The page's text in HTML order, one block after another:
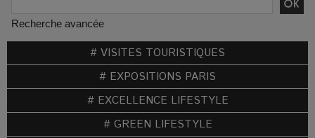
Recherche avancée
# VISITES TOURISTIQUES
# EXPOSITIONS PARIS
# EXCELLENCE LIFESTYLE
# GREEN LIFESTYLE